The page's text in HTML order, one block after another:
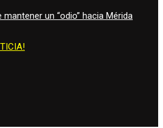
un “odio” hacia Mérida